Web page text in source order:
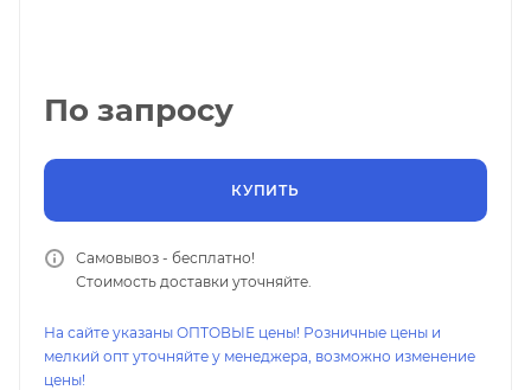
По запросу
КУПИТЬ
Самовывоз - бесплатно!
Стоимость доставки уточняйте.
На сайте указаны ОПТОВЫЕ цены! Розничные цены и
мелкий опт уточняйте у менеджера, возможно изменение
цены!